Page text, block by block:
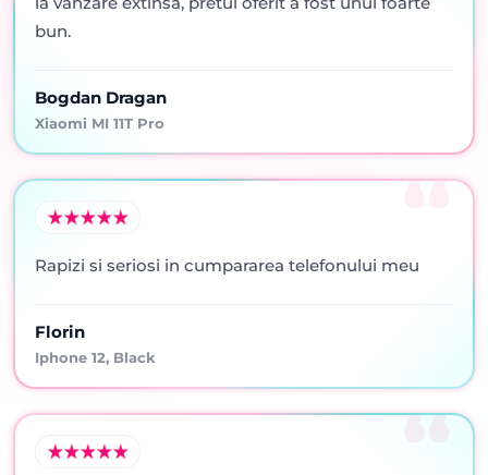
bun.
Bogdan Dragan
Xiaomi MI 11T Pro
Rapizi si seriosi in cumpararea telefonului meu
Florin
Iphone 12, Black